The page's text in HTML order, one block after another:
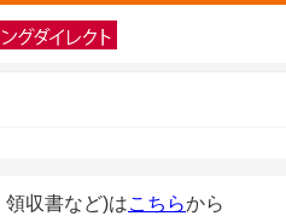
収書など)はこちらから